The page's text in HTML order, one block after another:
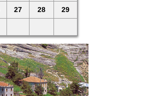
27 28 29